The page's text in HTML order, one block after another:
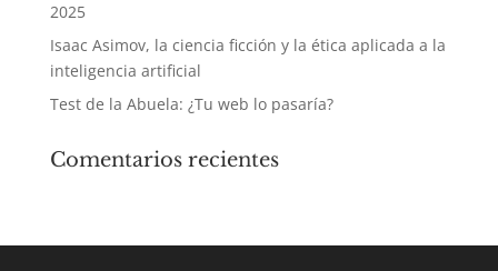
2025
Isaac Asimov, la ciencia ficción y la ética aplicada a la
inteligencia artificial
Test de la Abuela: ¿Tu web lo pasaría?
Comentarios recientes